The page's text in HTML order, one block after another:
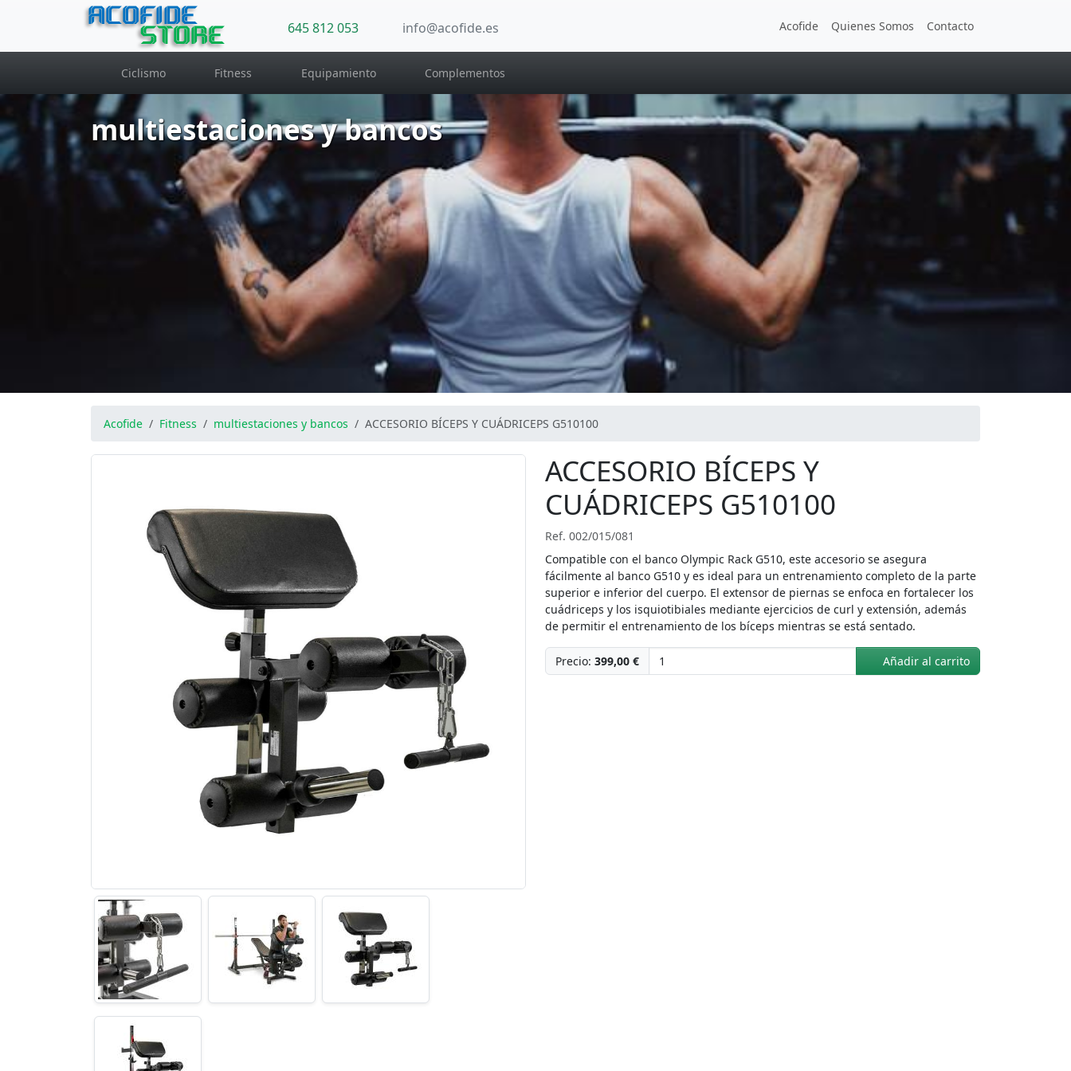
ACOFIDE
STORE
645 812 053 info@acofide.es Acofide Quienes Somos Contacto
Ciclismo Fitness Equipamiento Complementos
multiestaciones y bancos
Acofide Fitness multiestaciones y bancos ACCESORIO BÍCEPS Y CUÁDRICEPS G510100
ACCESORIO BÍCEPS Y
CUÁDRICEPS G510100
Ref. 002/015/081
Compatible con el banco Olympic Rack G510, este accesorio se asegura
fácilmente al banco G510 y es ideal para un entrenamiento completo de la parte
superior e inferior del cuerpo. El extensor de piernas se enfoca en fortalecer los
cuádriceps y los isquiotibiales mediante ejercicios de curl y extensión, además
de permitir el entrenamiento de los bíceps mientras se está sentado.
Precio: 399,00 € Añadir al carrito